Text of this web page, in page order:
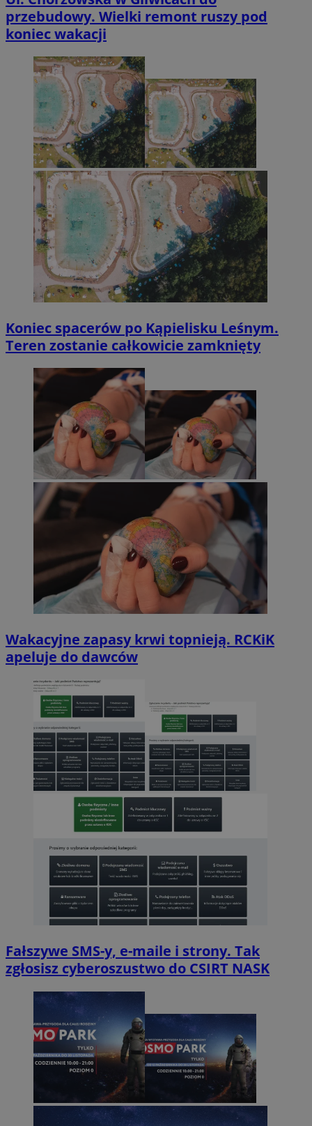
przebudowy. Wielki remont ruszy pod
koniec wakacji
Koniec spacerów po Kąpielisku Leśnym.
Teren zostanie całkowicie zamknięty
Wakacyjne zapasy krwi topnieją. RCKiK
apeluje do dawców
Fałszywe SMS-y, e-maile i strony. Tak
zgłosisz cyberoszustwo do CSIRT NASK